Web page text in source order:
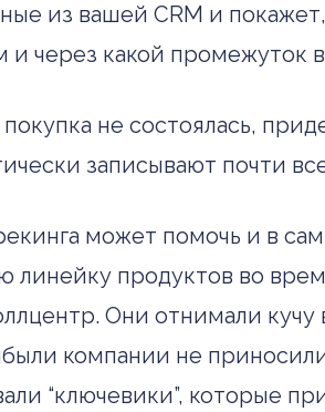
из вашей CRM и
и через какой промежуток
не состоялась,
записывают почти
может помочь и в
линейку продуктов во
Они отнимали
компании не
“ключевики”, которые